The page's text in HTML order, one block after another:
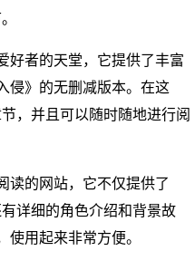
好者的天堂，它提供了丰富
侵》的无删减版本。在这
，并且可以随时随地进行阅
读的网站，它不仅提供了
详细的角色介绍和背景故
用起来非常方便。